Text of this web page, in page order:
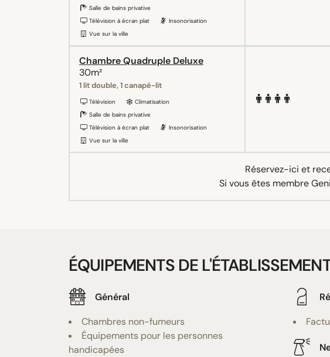
Salle de bains privative
Télévision à écran plat
Insonorisation
Vue sur la ville
Chambre Quadruple Deluxe
30m²
1 lit double, 1 canapé-lit
Télévision
Climatisation
Salle de bains privative
Télévision à écran plat
Insonorisation
Vue sur la ville
Réservez-ici et
Si vous êtes membre
ÉQUIPEMENTS DE
Général
Chambres non-fumeurs
Équipements pour les personnes
handicapées